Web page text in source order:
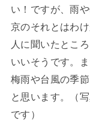
い！ですが、雨
京のそれとはわ
人に聞いたとこ
いいそうです。
梅雨や台風の季
と思います。（
です）